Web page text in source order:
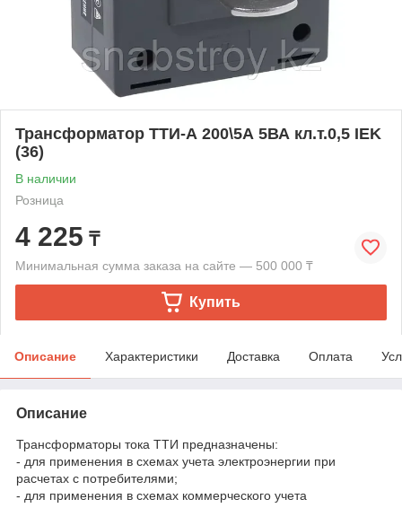
Трансформатор ТТИ-А 200\5А 5ВА кл.т.0,5 IEK
(36)
В наличии
Розница
4 225 ₸
Минимальная сумма заказа на сайте — 500 000 ₸
Купить
Описание Характеристики Доставка Оплата
Описание
Трансформаторы тока ТТИ предназначены:
- для применения в схемах учета электроэнергии при
расчетах с потребителями;
- для применения в схемах коммерческого учета